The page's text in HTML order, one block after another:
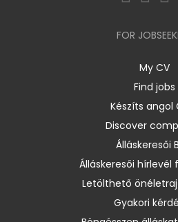
FOR
My CV
Find jobs
Készíts angol
Discover
Álláskeresői
Álláskeresői hírlevél
Letölthető
Gyakori